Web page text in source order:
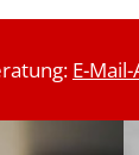
E-